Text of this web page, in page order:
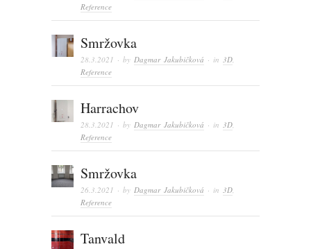
Reference
Smržovka
28.3.2021 · by Dagmar Jakubičková · in 3D,
Reference
Harrachov
28.3.2021 · by Dagmar Jakubičková · in 3D,
Reference
Smržovka
26.3.2021 · by Dagmar Jakubičková · in 3D,
Reference
Tanvald